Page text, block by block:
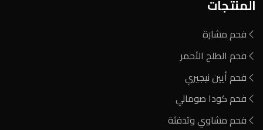
المنتجات
فحم مشارة
فحم الطلح الأحمر
فحم أيين نيجيري
فحم كودا صومالي
فحم مشاوي وتدفئة